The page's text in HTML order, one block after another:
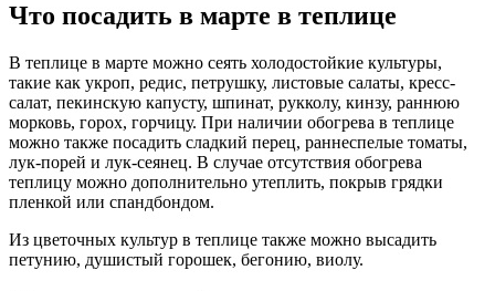
Что посадить в марте в теплице
В теплице в марте можно сеять холодостойкие культуры,
такие как укроп, редис, петрушку, листовые салаты, кресс-
салат, пекинскую капусту, шпинат, рукколу, кинзу, раннюю
морковь, горох, горчицу. При наличии обогрева в теплице
можно также посадить сладкий перец, раннеспелые томаты,
лук-порей и лук-сеянец. В случае отсутствия обогрева
теплицу можно дополнительно утеплить, покрыв грядки
пленкой или спандбондом.
Из цветочных культур в теплице также можно высадить
петунию, душистый горошек, бегонию, виолу.